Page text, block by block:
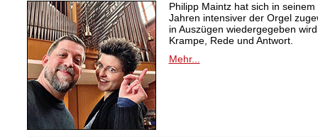
Philipp Maintz hat sich in
Jahren intensiver der Orgel
in Auszügen wiedergegeben
Krampe, Rede und Antwort.
Mehr...